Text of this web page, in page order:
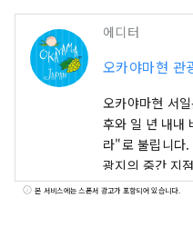
에디터
오카야마현 관
오카야마현 서
후와 일 년 내내
라"로 불립니다
광지의 중간 지
한 세토 통해 시
본 서비스에는 스폰서 광고가 포함되어 있습니다.